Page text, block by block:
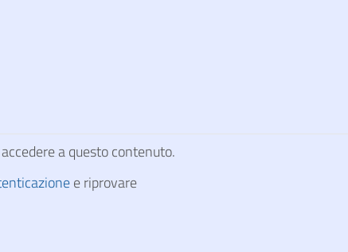
a questo contenuto.
e riprovare